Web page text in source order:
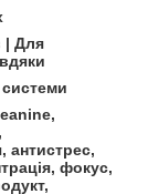
| Для
антистрес,
фокус,